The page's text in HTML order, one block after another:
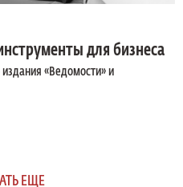
для бизнеса
«Ведомости» и
ЕЩЕ